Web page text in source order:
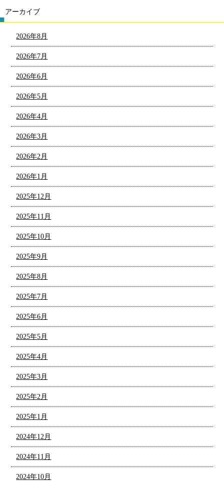
アーカイブ
2026年8月
2026年7月
2026年6月
2026年5月
2026年4月
2026年3月
2026年2月
2026年1月
2025年12月
2025年11月
2025年10月
2025年9月
2025年8月
2025年7月
2025年6月
2025年5月
2025年4月
2025年3月
2025年2月
2025年1月
2024年12月
2024年11月
2024年10月